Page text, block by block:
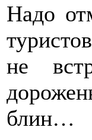
Надо
не
блин…